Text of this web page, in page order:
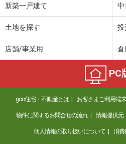
新築一戸建て 中
土地を探す 投
店舗/事業用 倉
PC
goo住宅・不動産とは お客さまご利用端
物件に関するお問合せの流れ 情報提供元
個人情報の取り扱いについて 消費